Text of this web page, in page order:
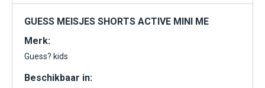
GUESS MEISJES SHORTS ACTIVE MINI ME
Merk:
Guess? kids
Beschikbaar in: